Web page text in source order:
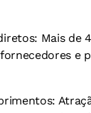
Mais de
e